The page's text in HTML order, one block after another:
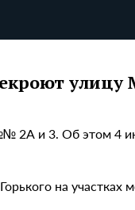
улицу
2А и 3. Об этом 4
на